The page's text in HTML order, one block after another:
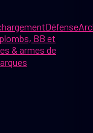
Défense
BB et
& armes de